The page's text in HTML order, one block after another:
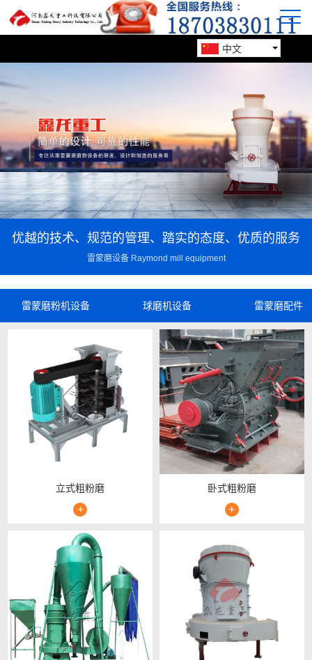
中文
优越的技术、规范的管理、踏实的态度、优质的服务
雷蒙磨设备 Raymond mill equipment
雷蒙磨粉机设备 球磨机设备 雷蒙磨配件
立式粗粉磨
+
卧式粗粉磨
+